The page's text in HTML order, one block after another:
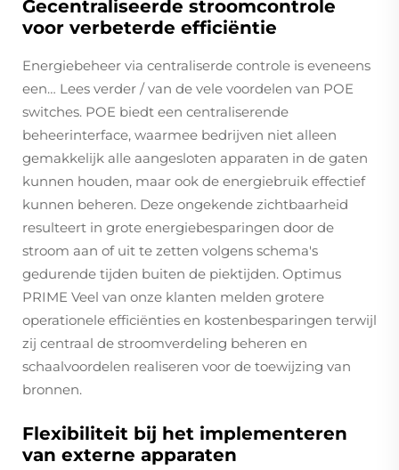
Gecentraliseerde stroomcontrole
voor verbeterde efficiëntie
Energiebeheer via centraliserde controle is eveneens
een… Lees verder / van de vele voordelen van POE
switches. POE biedt een centraliserende
beheerinterface, waarmee bedrijven niet alleen
gemakkelijk alle aangesloten apparaten in de gaten
kunnen houden, maar ook de energiebruik effectief
kunnen beheren. Deze ongekende zichtbaarheid
resulteert in grote energiebesparingen door de
stroom aan of uit te zetten volgens schema's
gedurende tijden buiten de piektijden. Optimus
PRIME Veel van onze klanten melden grotere
operationele efficiënties en kostenbesparingen terwijl
zij centraal de stroomverdeling beheren en
schaalvoordelen realiseren voor de toewijzing van
bronnen.
Flexibiliteit bij het implementeren
van externe apparaten